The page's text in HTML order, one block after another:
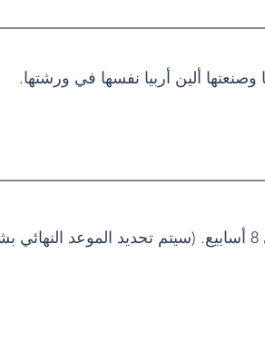
ألين أربيا نفسها في ورشتها.